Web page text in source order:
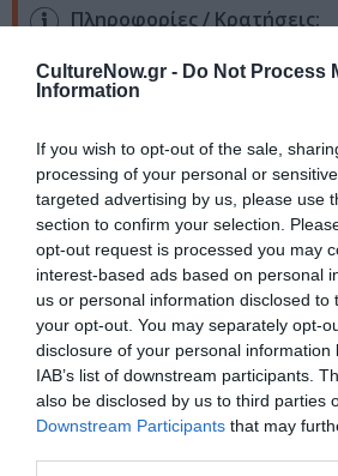
CultureNow.gr - Do Not Process
Information
If you wish to opt-out of the sale,
processing of your personal or
targeted advertising by us, please use
section to confirm your selection.
opt-out request is processed you may
interest-based ads based on personal
us or personal information disclosed to
your opt-out. You may separately opt-
disclosure of your personal information
IAB’s list of downstream participants.
also be disclosed by us to third parties
Downstream Participants that may
Πληροφορίες / Κρατήσεις:
koa.gr dithepi.gr
μάθετε πρώτοι όλες τις ειδήσεις
Δείτε όλα τατελευταία νέαγια
Πολιτισμό στο Culturenow.gr
Νέοι Διαγωνισμοί❯
Tags
POP - ROCK - ALTERNATIVE
ΔΩΡΕΑΝ